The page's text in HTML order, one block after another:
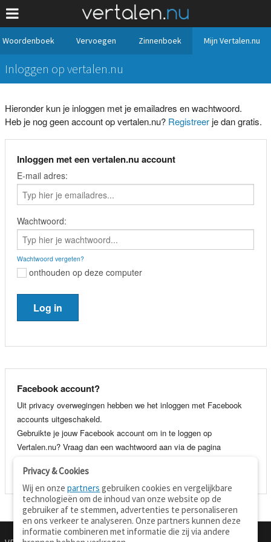
Woordenboek Vervoegen Zinnenboek Mijn Vertalen.nu
Inloggen op vertalen.nu
Hieronder kun je inloggen met je emailadres en wachtwoord.
Heb je nog geen account op vertalen.nu? Registreerje dan gratis.
Inloggen met een vertalen.nu account
E-mail adres:
Wachtwoord:
Wachtwoord vergeten?
onthouden op deze computer
Facebook account?
Uit privacy overwegingen hebben we het inloggen met Facebook
accounts uitgeschakeld.
Gebruikte je jouw Facebook account om in te loggen op
Vertalen.nu? Vraag dan een wachtwoord aan via de pagina
je e-mail adres en wachtwoord.
Privacy & Cookies
Wij en onzepartners gebruiken cookies en vergelijkbare
technologieën om de inhoud van onze website op de
gebruiker af te stemmen, advertenties te personaliseren
en ons verkeer te analyseren. Onze partners kunnen deze
informatie combineren met informatie die zij via andere